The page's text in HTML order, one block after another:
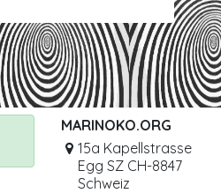
MARINOKO.ORG
15a Kapellstrasse
Egg SZ CH-8847
Schweiz